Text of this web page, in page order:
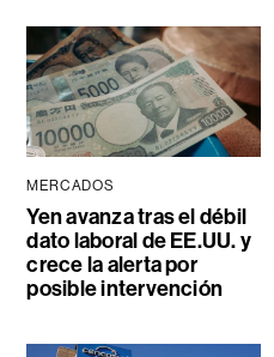
MERCADOS
Yen avanza tras el débil
dato laboral de EE.UU. y
crece la alerta por
posible intervención